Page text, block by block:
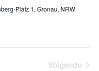
Platz 1, Gronau, NRW
Volgende